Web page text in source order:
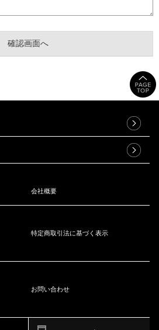
会社概要
特定商取引法に基づく表示
お問い合わせ